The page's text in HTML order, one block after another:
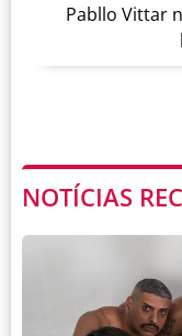
Pabllo Vittar
NOTÍCIAS